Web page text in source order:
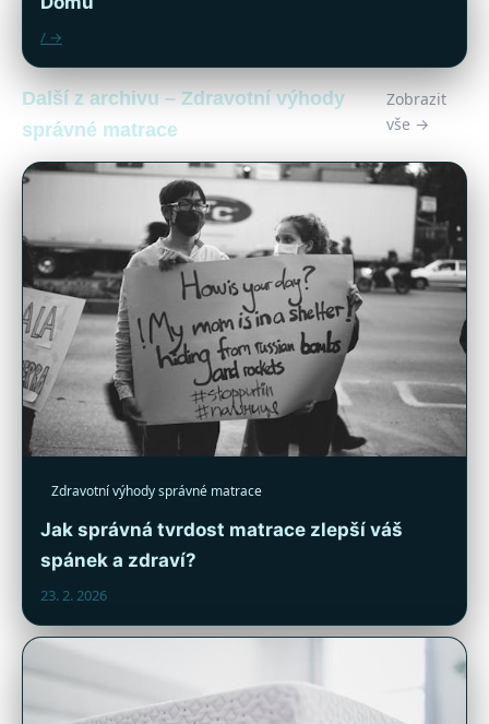
/ →
Další z archivu – Zdravotní výhody
správné matrace
Zobrazit
vše →
Zdravotní výhody správné matrace
Jak správná tvrdost matrace zlepší váš
spánek a zdraví?
23. 2. 2026